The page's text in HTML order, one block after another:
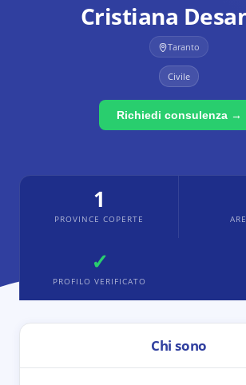
Cristiana
Taranto
Civile
Richiedi consulenza →
1
PROVINCE COPERTE
✓
PROFILO VERIFICATO
Chi sono